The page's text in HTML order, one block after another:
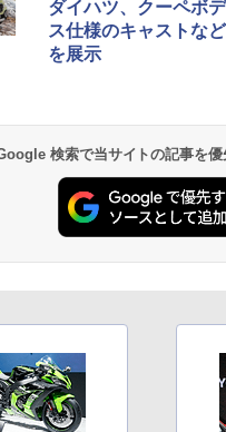
ダイハツ、クーペボ
ス仕様のキャストな
を展示
検索で当サイトの記事を優